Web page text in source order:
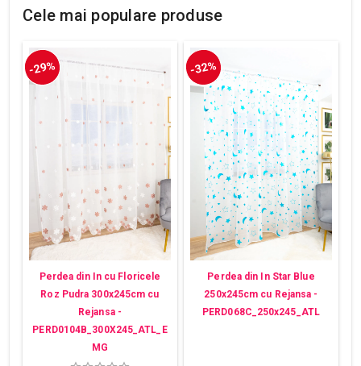
Cele mai populare produse
-29%
Perdea din In cu Floricele
Roz Pudra 300x245cm cu
Rejansa -
PERD0104B_300X245_ATL_E
MG
-32%
Perdea din In Star Blue
250x245cm cu Rejansa -
PERD068C_250x245_ATL